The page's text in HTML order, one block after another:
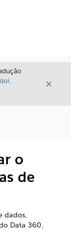
.
Fechar
o
de
dados,
Data 360,